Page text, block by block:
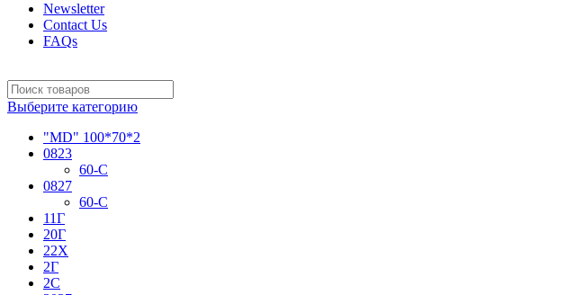
Newsletter
Contact Us
FAQs
Выберите категорию
"MD" 100*70*2
0823
60-C
0827
60-C
11Г
20Г
22Х
2Г
2С